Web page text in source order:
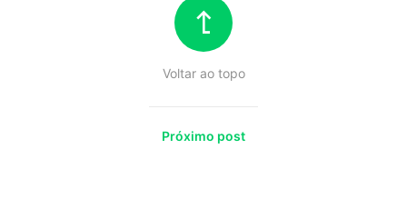
Voltar ao topo
Próximo post